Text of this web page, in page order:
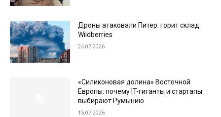
Дроны атаковали Питер: горит склад
Wildberries
24.07.2026
«Силиконовая долина» Восточной
Европы: почему IT-гиганты и стартапы
выбирают Румынию
15.07.2026